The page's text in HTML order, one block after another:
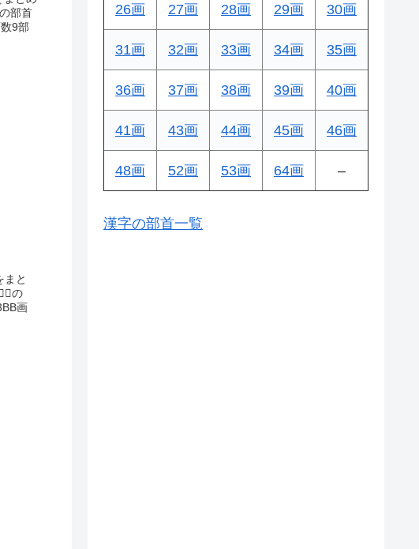
部首
9部
まと
の
画
26画 27画 28画 29画 30画
31画 32画 33画 34画 35画
36画 37画 38画 39画 40画
41画 43画 44画 45画 46画
48画 52画 53画 64画 –
漢字の部首一覧